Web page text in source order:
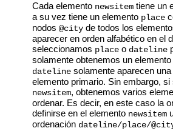
Cada elemento newsitem tiene un
a su vez tiene un elemento place
nodos@city de todos los
aparecer en orden alfabético en el
seleccionamos place o dateline
solamente obtenemos un
dateline solamente aparecen
elemento primario. Sin embargo,
newsitem, obtenemos varios
ordenar. Es decir, en este caso la
definirse en el elemento newsitem
ordenación dateline/place/